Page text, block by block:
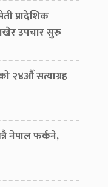
प्रादेशिक
उपचार सुरु
२४औँ सत्याग्रह
नेपाल फर्कने,